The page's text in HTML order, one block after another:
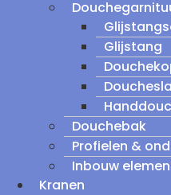
Glijstang
Douchebak
Profielen &
Inbouw
Kranen